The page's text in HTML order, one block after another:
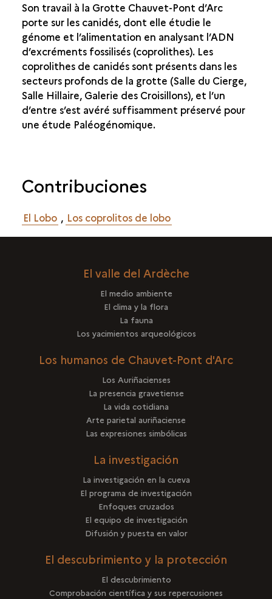
Son travail à la Grotte Chauvet-Pont d’Arc
porte sur les canidés, dont elle étudie le
génome et l’alimentation en analysant l’ADN
d’excréments fossilisés (coprolithes). Les
coprolithes de canidés sont présents dans les
secteurs profonds de la grotte (Salle du Cierge,
Salle Hillaire, Galerie des Croisillons), et l’un
d’entre s’est avéré suffisamment préservé pour
une étude Paléogénomique.
Contribuciones
El Lobo , Los coprolitos de lobo
El valle del Ardèche
El medio ambiente
El clima y la flora
La fauna
Los yacimientos arqueológicos
Los humanos de Chauvet-Pont d'Arc
Los Auriñacienses
La presencia gravetiense
La vida cotidiana
Arte parietal auriñaciense
Las expresiones simbólicas
La investigación
La investigación en la cueva
El programa de investigación
Enfoques cruzados
El equipo de investigación
Difusión y puesta en valor
El descubrimiento y la protección
El descubrimiento
Comprobación científica y sus repercusiones